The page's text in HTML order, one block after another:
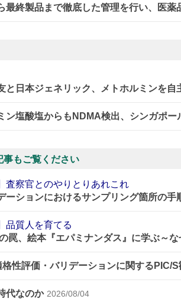
最終製品まで徹底した管理を行い、医薬
と日本ジェネリック、メトホルミンを
ン塩酸塩からもNDMA検出、シンガポ
事もご覧ください
査察官とのやりとりあれこれ
ーションにおけるサンプリング箇所の手
品質人を育てる
罠、絵本『エパミナンダス』に学ぶ～
格性評価・バリデーションに関するPIC/
代なのか 2026/08/04